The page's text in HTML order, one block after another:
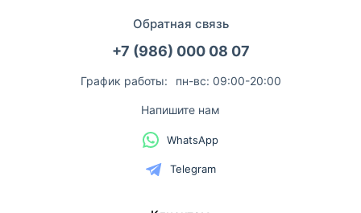
Обратная связь
+7 (986) 000 08 07
График работы: пн-вс: 09:00-20:00
Напишите нам
WhatsApp
Telegram